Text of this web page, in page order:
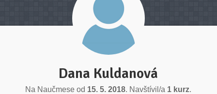
Dana Kuldanová
Na Naučmese od 15. 5. 2018. Navštívil/a 1 kurz.